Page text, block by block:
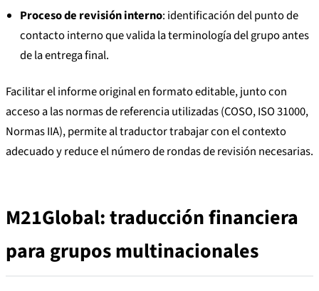
Proceso de revisión interno: identificación del punto de
contacto interno que valida la terminología del grupo antes
de la entrega final.
Facilitar el informe original en formato editable, junto con
acceso a las normas de referencia utilizadas (COSO, ISO 31000,
Normas IIA), permite al traductor trabajar con el contexto
adecuado y reduce el número de rondas de revisión necesarias.
M21Global: traducción financiera
para grupos multinacionales